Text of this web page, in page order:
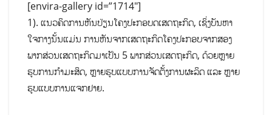
[envira-gallery id=”1714″]
1). ແນວຄິດການຫັນປ່ຽນໂຄງປະກອບດເສດຖະກິດ, ເຊິ່ງບັນຫາ
ໃຈກາງນັ້ນແມ່ນ ການຫັນຈາກເສດຖະກິດໂຄງປະກອບຈາກສອງ
ພາກສ່ວນເສດຖະກິດມາເປັນ 5 ພາກສ່ວນເສດຖະກິດ, ດ້ວຍຫຼາຍ
ຮູບການກຳມະສິດ, ຫຼາຍຮູບແບບການຈັດຕັ້ງການຜະລິດ ແລະ ຫຼາຍ
ຮູບແບບການແຈກຢາຍ.